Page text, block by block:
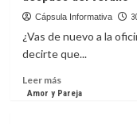
Barcelona
viviendas
el
Cápsula Informativa
¿Vas de nuevo a la
decirte que...
Leer másLeer
más
Amor y Pareja